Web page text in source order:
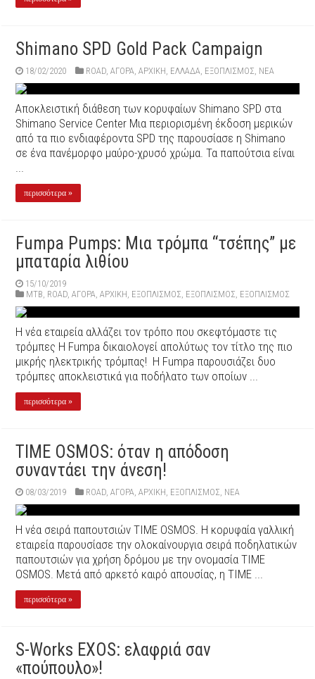
Shimano SPD Gold Pack Campaign
18/02/2020 ROAD ,ΑΓΟΡΑ ,ΑΡΧΙΚΉ ΕΛΛΑΔΑ ΕΞΟΠΛΙΣΜΌΣ ΝΕΑ
Αποκλειστική διάθεση των κορυφαίων Shimano SPD στα
Shimano Service Center Mια περιορισμένη έκδοση μερικών
από τα πιο ενδιαφέροντα SPD της παρουσίασε η Shimano
σε ένα πανέμορφο μαύρο-χρυσό χρώμα. Τα παπούτσια είναι
περισσότερα »
Fumpa Pumps: Μια τρόμπα “τσέπης” με
μπαταρία λιθίου
15/10/2019
MTB ROAD ,ΑΓΟΡΑ ,ΑΡΧΙΚΉ ΕΞΟΠΛΙΣΜΌΣ ΕΞΟΠΛΙΣΜΌΣ ΕΞΟΠΛΙΣΜΌΣ
Η νέα εταιρεία αλλάζει τον τρόπο που σκεφτόμαστε τις
τρόμπες Η Fumpa δικαιολογεί απολύτως τον τίτλο της πιο
μικρής ηλεκτρικής τρόμπας! Η Fumpa παρουσιάζει δυο
τρόμπες αποκλειστικά για ποδήλατο των οποίων ...
περισσότερα »
TIME OSMOS: όταν η απόδοση
συναντάει την άνεση!
08/03/2019 ROAD ,ΑΓΟΡΑ ,ΑΡΧΙΚΉ ΕΞΟΠΛΙΣΜΌΣ ΝΕΑ
Η νέα σειρά παπουτσιών TIME OSMOS. Η κορυφαία γαλλική
εταιρεία παρουσίασε την ολοκαίνουργια σειρά ποδηλατικών
παπουτσιών για χρήση δρόμου με την ονομασία TIME
OSMOS. Μετά από αρκετό καιρό απουσίας, η TIME ...
περισσότερα »
S-Works EXOS: ελαφριά σαν
«πούπουλο»!